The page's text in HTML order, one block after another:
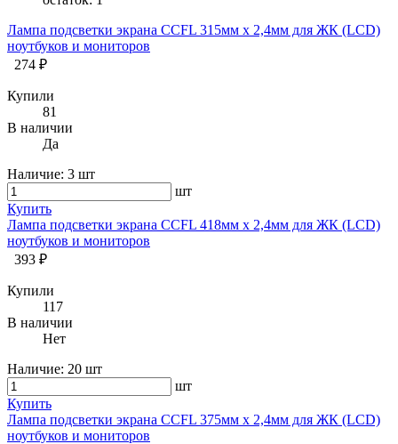
Лампа подсветки экрана CCFL 315мм х 2,4мм для ЖК (LCD)
ноутбуков и мониторов
274 ₽
Купили
81
В наличии
Да
Наличие: 3 шт
шт
Купить
Лампа подсветки экрана CCFL 418мм х 2,4мм для ЖК (LCD)
ноутбуков и мониторов
393 ₽
Купили
117
В наличии
Нет
Наличие: 20 шт
шт
Купить
Лампа подсветки экрана CCFL 375мм х 2,4мм для ЖК (LCD)
ноутбуков и мониторов